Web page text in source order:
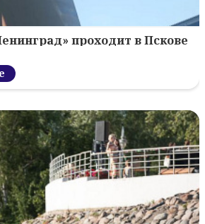
проходит в Пскове